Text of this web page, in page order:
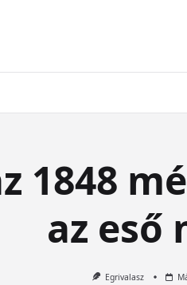
1848
az eső
Egrivalasz